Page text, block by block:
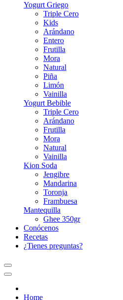
Yogurt Griego
Triple Cero
Kids
Arándano
Entero
Frutilla
Mora
Natural
Piña
Limón
Vainilla
Yogurt Bebible
Triple Cero
Arándano
Frutilla
Mora
Natural
Vainilla
Kion Soda
Jengibre
Mandarina
Toronja
Frambuesa
Mantequilla
Ghee 350gr
Conócenos
Recetas
¿Tienes preguntas?
Home